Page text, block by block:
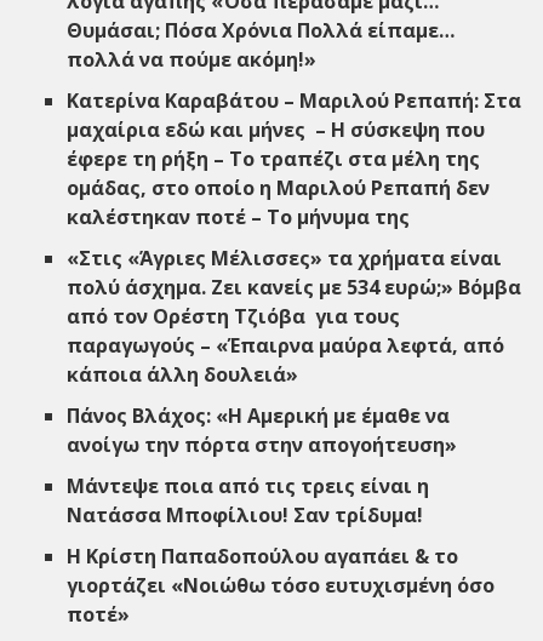
Θυμάσαι; Πόσα Χρόνια Πολλά είπαμε…
πολλά να πούμε ακόμη!»
Κατερίνα Καραβάτου – Μαριλού Ρεπαπή: Στα
μαχαίρια εδώ και μήνες – Η σύσκεψη που
έφερε τη ρήξη – Το τραπέζι στα μέλη της
ομάδας, στο οποίο η Μαριλού Ρεπαπή δεν
καλέστηκαν ποτέ – Το μήνυμα της
«Στις «Άγριες Μέλισσες» τα χρήματα είναι
πολύ άσχημα. Ζει κανείς με 534 ευρώ;» Βόμβα
από τον Ορέστη Τζιόβα για τους
παραγωγούς – «Έπαιρνα μαύρα λεφτά, από
κάποια άλλη δουλειά»
Πάνος Βλάχος: «Η Αμερική με έμαθε να
ανοίγω την πόρτα στην απογοήτευση»
Μάντεψε ποια από τις τρεις είναι η
Νατάσσα Μποφίλιου! Σαν τρίδυμα!
Η Κρίστη Παπαδοπούλου αγαπάει & το
γιορτάζει «Νοιώθω τόσο ευτυχισμένη όσο
ποτέ»